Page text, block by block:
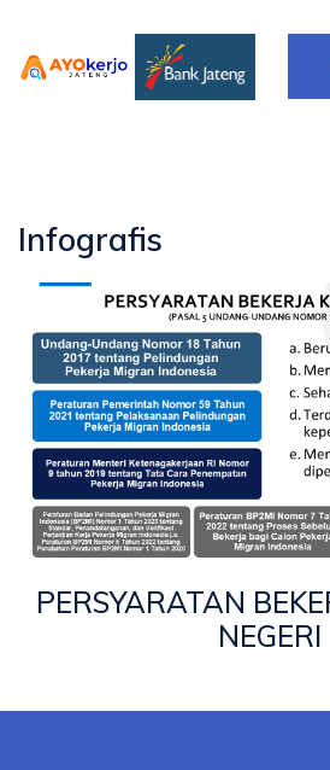
Infografis
PERSYARATAN
NEGERI